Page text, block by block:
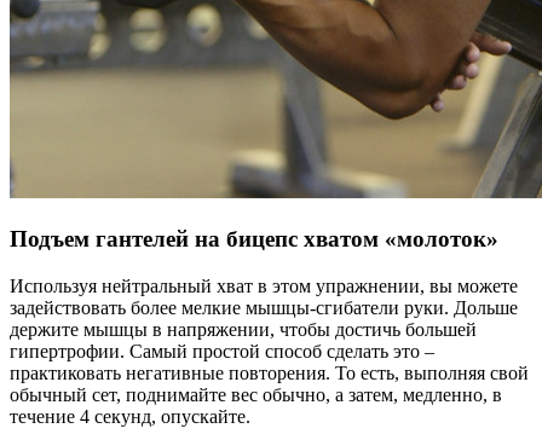
Подъем гантелей на бицепс хватом «молоток»
Используя нейтральный хват в этом упражнении, вы можете
задействовать более мелкие мышцы-сгибатели руки. Дольше
держите мышцы в напряжении, чтобы достичь большей
гипертрофии. Самый простой способ сделать это –
практиковать негативные повторения. То есть, выполняя свой
обычный сет, поднимайте вес обычно, а затем, медленно, в
течение 4 секунд, опускайте.